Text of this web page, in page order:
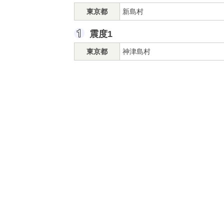
東京都 新島村
震度1
東京都 神津島村